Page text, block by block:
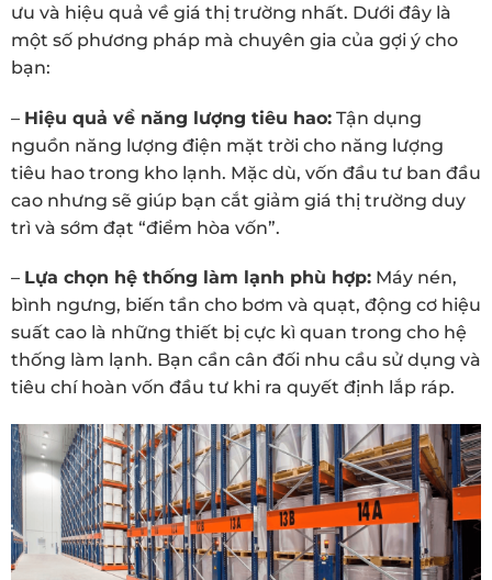
ưu và hiệu quả về giá thị trường nhất. Dưới đây là
một số phương pháp mà chuyên gia của gợi ý cho
bạn:
– Hiệu quả về năng lượng tiêu hao: Tận dụng
nguồn năng lượng điện mặt trời cho năng lượng
tiêu hao trong kho lạnh. Mặc dù, vốn đầu tư ban đầu
cao nhưng sẽ giúp bạn cắt giảm giá thị trường duy
trì và sớm đạt “điểm hòa vốn”.
– Lựa chọn hệ thống làm lạnh phù hợp: Máy nén,
bình ngưng, biến tần cho bơm và quạt, động cơ hiệu
suất cao là những thiết bị cực kì quan trong cho hệ
thống làm lạnh. Bạn cần cân đối nhu cầu sử dụng và
tiêu chí hoàn vốn đầu tư khi ra quyết định lắp ráp.